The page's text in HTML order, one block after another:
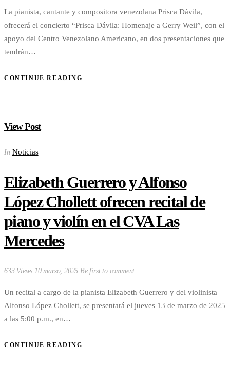
La pianista, cantante y compositora venezolana Prisca Dávila,
ofrecerá el concierto “Prisca Dávila: Homenaje a Gerry Weil”, con el
apoyo del Centro Venezolano Americano, en dos presentaciones que
tendrán…
CONTINUE READING
View Post
In Noticias
Elizabeth Guerrero y Alfonso
López Chollett ofrecen recital de
piano y violín en el CVA Las
Mercedes
633 Views 10 marzo, 2025 Be first to comment
Un recital a cargo de la pianista Elizabeth Guerrero y del violinista
Alfonso López Chollett, se presentará el jueves 13 de marzo de 2025
a las 5:00 p.m., en…
CONTINUE READING